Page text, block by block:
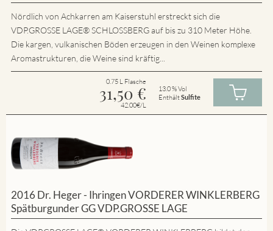
Nördlich von Achkarren am Kaiserstuhl erstreckt sich die
VDP.GROSSE LAGE® SCHLOSSBERG auf bis zu 310 Meter Höhe.
Die kargen, vulkanischen Böden erzeugen in den Weinen komplexe
Aromastrukturen, die Weine sind kräftig...
0.75 L Flasche
31,50 €
42.00€/L
13.0 % Vol
EnthältSulfite
2016 Dr. Heger - Ihringen VORDERER WINKLERBERG
Spätburgunder GG VDP.GROSSE LAGE